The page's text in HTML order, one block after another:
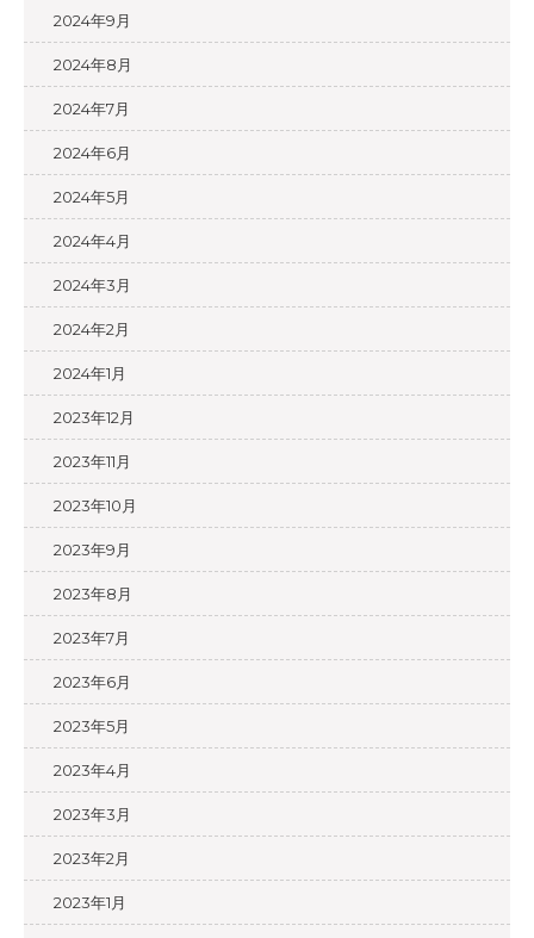
2024年9月
2024年8月
2024年7月
2024年6月
2024年5月
2024年4月
2024年3月
2024年2月
2024年1月
2023年12月
2023年11月
2023年10月
2023年9月
2023年8月
2023年7月
2023年6月
2023年5月
2023年4月
2023年3月
2023年2月
2023年1月